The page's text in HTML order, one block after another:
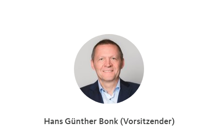
Hans Günther Bonk (Vorsitzender)